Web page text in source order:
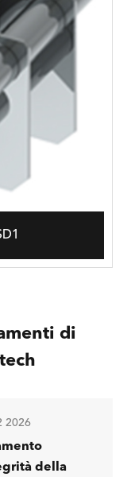
di
2026
della